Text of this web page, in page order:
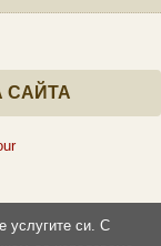
САЙТА
услугите си. С